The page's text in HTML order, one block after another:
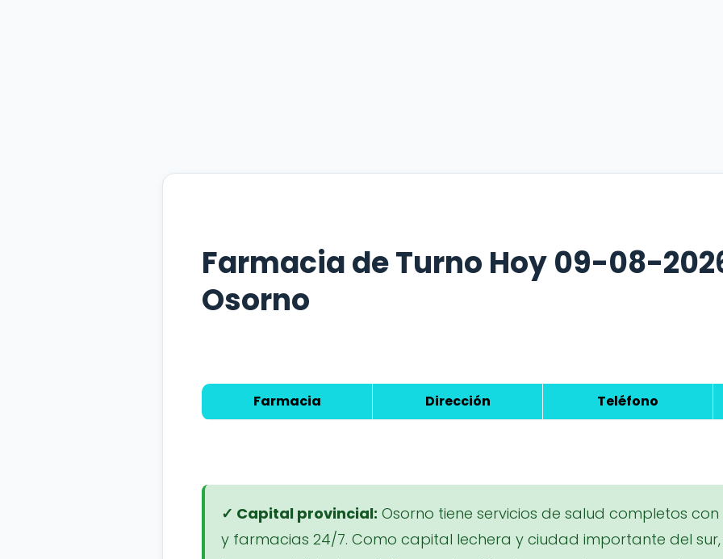
Farmacia de Turno Hoy 09-08-
Osorno
Farmacia Dirección Teléfono
✓ Capital provincial: Osorno tiene servicios de salud completos
y farmacias 24/7. Como capital lechera y ciudad importante del